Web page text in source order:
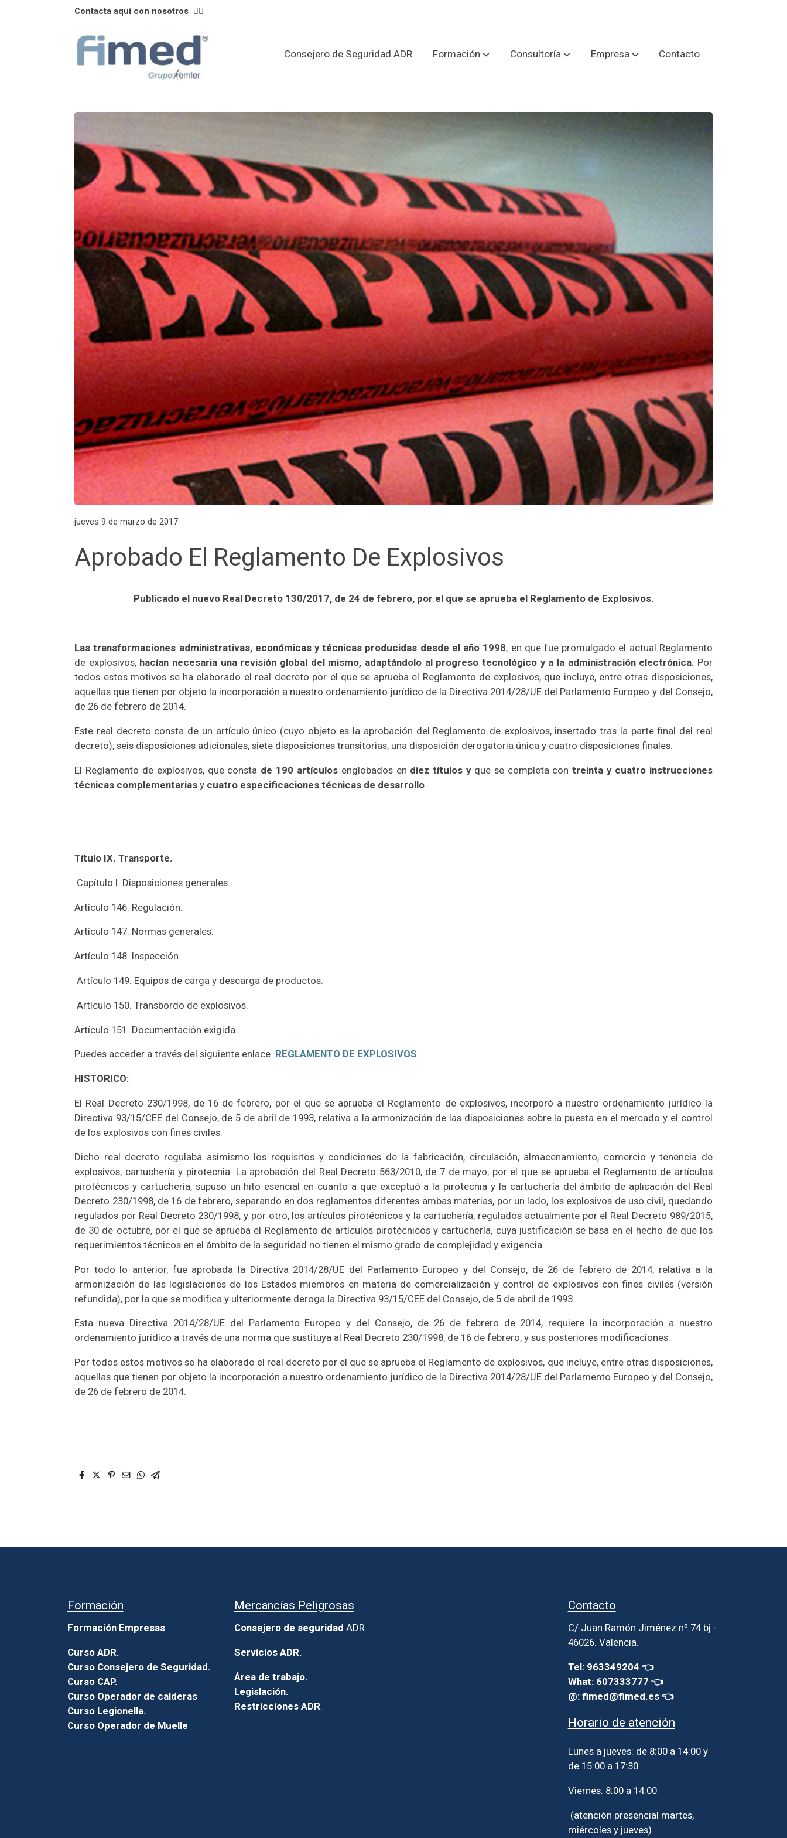
Contacta aquí con nosotros 👈🏼
Consejero de Seguridad ADR Formación Consultoría Empresa Contacto
jueves 9 de marzo de 2017
Aprobado El Reglamento De Explosivos
Publicado el nuevo Real Decreto 130/2017, de 24 de febrero, por el que se aprueba el Reglamento de Explosivos.
Las transformaciones administrativas, económicas y técnicas producidas desde el año 1998, en que fue promulgado el actual Reglamento
de explosivos, hacían necesaria una revisión global del mismo, adaptándolo al progreso tecnológico y a la administración electrónica. Por
todos estos motivos se ha elaborado el real decreto por el que se aprueba el Reglamento de explosivos, que incluye, entre otras disposiciones,
aquellas que tienen por objeto la incorporación a nuestro ordenamiento jurídico de la Directiva 2014/28/UE del Parlamento Europeo y del Consejo,
de 26 de febrero de 2014.
Este real decreto consta de un artículo único (cuyo objeto es la aprobación del Reglamento de explosivos, insertado tras la parte final del real
decreto), seis disposiciones adicionales, siete disposiciones transitorias, una disposición derogatoria única y cuatro disposiciones finales.
El Reglamento de explosivos, que consta de 190 artículosenglobados en diez títulos yque se completa contreinta y cuatro instrucciones
técnicas complementarias y cuatro especificaciones técnicas de desarrollo
Título IX. Transporte.
Capítulo I. Disposiciones generales.
Artículo 146. Regulación.
Artículo 147. Normas generales.
Artículo 148. Inspección.
Artículo 149. Equipos de carga y descarga de productos.
Artículo 150. Transbordo de explosivos.
Artículo 151. Documentación exigida.
Puedes acceder a través del siguiente enlace REGLAMENTO DE EXPLOSIVOS
HISTORICO:
El Real Decreto 230/1998, de 16 de febrero, por el que se aprueba el Reglamento de explosivos, incorporó a nuestro ordenamiento jurídico la
Directiva 93/15/CEE del Consejo, de 5 de abril de 1993, relativa a la armonización de las disposiciones sobre la puesta en el mercado y el control
de los explosivos con fines civiles.
Dicho real decreto regulaba asimismo los requisitos y condiciones de la fabricación, circulación, almacenamiento, comercio y tenencia de
explosivos, cartuchería y pirotecnia. La aprobación del Real Decreto 563/2010, de 7 de mayo, por el que se aprueba el Reglamento de artículos
pirotécnicos y cartuchería, supuso un hito esencial en cuanto a que exceptuó a la pirotecnia y la cartuchería del ámbito de aplicación del Real
Decreto 230/1998, de 16 de febrero, separando en dos reglamentos diferentes ambas materias, por un lado, los explosivos de uso civil, quedando
regulados por Real Decreto 230/1998, y por otro, los artículos pirotécnicos y la cartuchería, regulados actualmente por el Real Decreto 989/2015,
de 30 de octubre, por el que se aprueba el Reglamento de artículos pirotécnicos y cartuchería, cuya justificación se basa en el hecho de que los
requerimientos técnicos en el ámbito de la seguridad no tienen el mismo grado de complejidad y exigencia.
Por todo lo anterior, fue aprobada la Directiva 2014/28/UE del Parlamento Europeo y del Consejo, de 26 de febrero de 2014, relativa a la
armonización de las legislaciones de los Estados miembros en materia de comercialización y control de explosivos con fines civiles (versión
refundida), por la que se modifica y ulteriormente deroga la Directiva 93/15/CEE del Consejo, de 5 de abril de 1993.
Esta nueva Directiva 2014/28/UE del Parlamento Europeo y del Consejo, de 26 de febrero de 2014, requiere la incorporación a nuestro
ordenamiento jurídico a través de una norma que sustituya al Real Decreto 230/1998, de 16 de febrero, y sus posteriores modificaciones.
Por todos estos motivos se ha elaborado el real decreto por el que se aprueba el Reglamento de explosivos, que incluye, entre otras disposiciones,
aquellas que tienen por objeto la incorporación a nuestro ordenamiento jurídico de la Directiva 2014/28/UE del Parlamento Europeo y del Consejo,
de 26 de febrero de 2014.
Formación
Formación Empresas
Curso ADR.
Curso Consejero de Seguridad.
Curso CAP.
Curso Operador de calderas
Curso Legionella.
Curso Operador de Muelle
Mercancías Peligrosas
Consejero de seguridad ADR
Servicios ADR.
Área de trabajo.
Legislación.
Restricciones ADR.
Contacto
C/ Juan Ramón Jiménez nº 74 bj -
46026. Valencia.
Tel: 963349204 👈
What: 607333777 👈
@: fimed@fimed.es 👈
Horario de atención
Lunes a jueves: de 8:00 a 14:00 y
de 15:00 a 17:30
Viernes: 8:00 a 14:00
(atención presencial martes,
miércoles y jueves)